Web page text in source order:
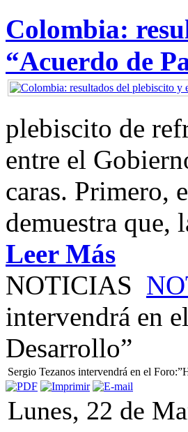
Colombia:
“Acuerdo de
plebiscito de
entre el
caras. Primero,
demuestra que,
Leer Más
NOTICIAS
intervendrá en
Desarrollo”
Sergio Tezanos intervendrá en el
Lunes, 22 de